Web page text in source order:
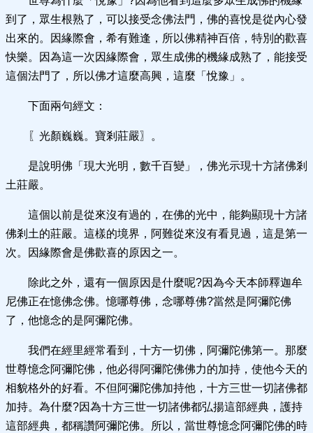
到了，眾生根熟了，可以接受念佛法門，佛的喜悅是從內心發
出來的。因緣際會，希有難逢，所以佛精神百倍，特別的歡喜
快樂。因為這一次因緣際會，眾生成佛的機緣成熟了，能接受
這個法門了，所以佛才這麼高興，這麼「悅豫」。
下面兩句經文：
〖光顏巍巍。寶剎莊嚴〗。
是說明佛「現大光明，數千百變」，佛光示現十方諸佛剎
土莊嚴。
這個以前是從來沒有過的，在佛的光中，能夠顯現十方諸
佛剎土的莊嚴。這樣的境界，阿難從來沒有看見過，這是第一
次。因緣際會是佛歡喜的原因之一。
除此之外，還有一個原因是什麼呢?因為今天本師釋迦牟
尼佛正在憶佛念佛。憶哪尊佛，念哪尊佛?當然是阿彌陀佛
了，他憶念的是阿彌陀佛。
我們在經里經常看到，十方一切佛，阿彌陀佛第一。那麼
世尊憶念阿彌陀佛，他必得阿彌陀佛佛力的加持，使他今天的
相貌格外的好看。不但阿彌陀佛加持他，十方三世一切諸佛都
加持。為什麼?因為十方三世一切諸佛都弘揚這部經典，護持
這部經典，都稱讚阿彌陀佛。所以，當世尊憶念阿彌陀佛的時